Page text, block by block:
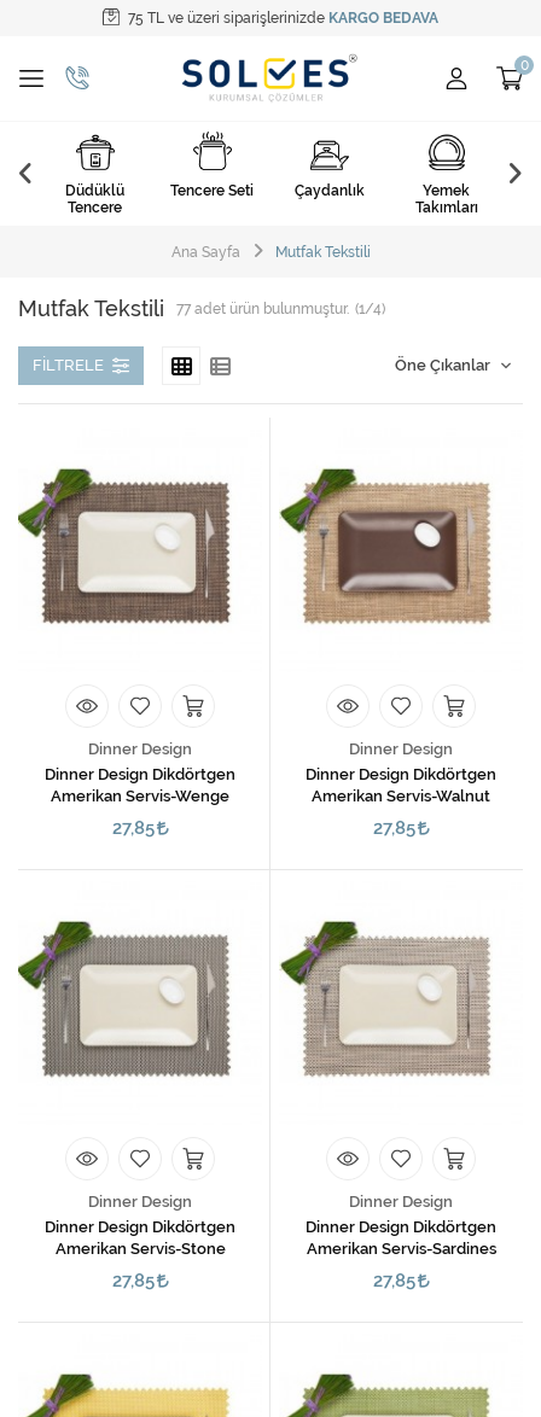
75 TL ve üzeri siparişlerinizde KARGO BEDAVA
Tüm Kategoriler
Pişirme Gereçleri
Yemek Takımları
Kahvaltı Takımları
Cam Ürünler
Servis Setleri
Mutfak Tekstili
Düdüklü
Tencere
Tencere Seti Çaydanlık
Yemek
Takımları
Ana Sayfa Mutfak Tekstili
Mutfak Tekstili 77 adet ürün bulunmuştur. (1/4)
FILTRELE
Dinner Design
Dinner Design Dikdörtgen
Amerikan Servis-Wenge
27,85
Dinner Design
Dinner Design Dikdörtgen
Amerikan Servis-Walnut
27,85
Dinner Design
Dinner Design Dikdörtgen
Amerikan Servis-Stone
27,85
Dinner Design
Dinner Design Dikdörtgen
Amerikan Servis-Sardines
27,85